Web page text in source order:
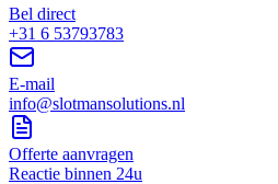
Bel direct
+31 6 53793783
E-mail
info@slotmansolutions.nl
Offerte aanvragen
Reactie binnen 24u